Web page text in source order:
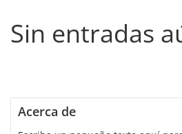
Sin entradas
Acerca de